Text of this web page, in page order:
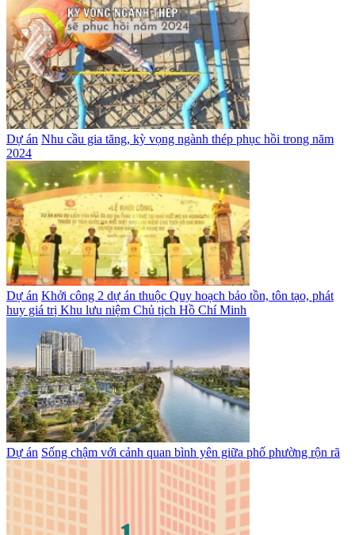
Dự án Nhu cầu gia tăng, kỳ vọng ngành thép phục hồi trong năm
2024
Dự án Khởi công 2 dự án thuộc Quy hoạch bảo tồn, tôn tạo, phát
huy giá trị Khu lưu niệm Chủ tịch Hồ Chí Minh
Dự án Sống chậm với cảnh quan bình yên giữa phố phường rộn rã